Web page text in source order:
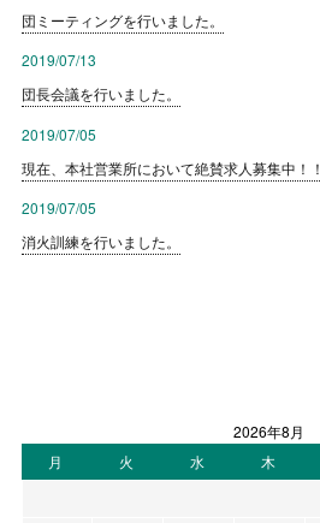
団ミーティングを行いました。
2019/07/13
団長会議を行いました。
2019/07/05
現在、本社営業所において絶賛求人募集中！！
2019/07/05
消火訓練を行いました。
2026年8月
月
火 水 木